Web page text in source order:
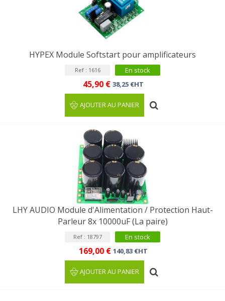
HYPEX Module Softstart pour amplificateurs
Ref : 1616 En stock
45,90 € 38,25 €HT
AJOUTER AU PANIER
LHY AUDIO Module d'Alimentation / Protection Haut-
Parleur 8x 10000uF (La paire)
Ref : 18797 En stock
169,00 € 140,83 €HT
AJOUTER AU PANIER